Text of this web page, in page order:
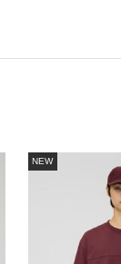
NEW